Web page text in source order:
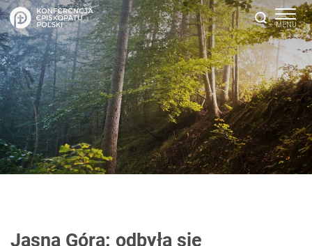
Jasna Góra: odbyła się